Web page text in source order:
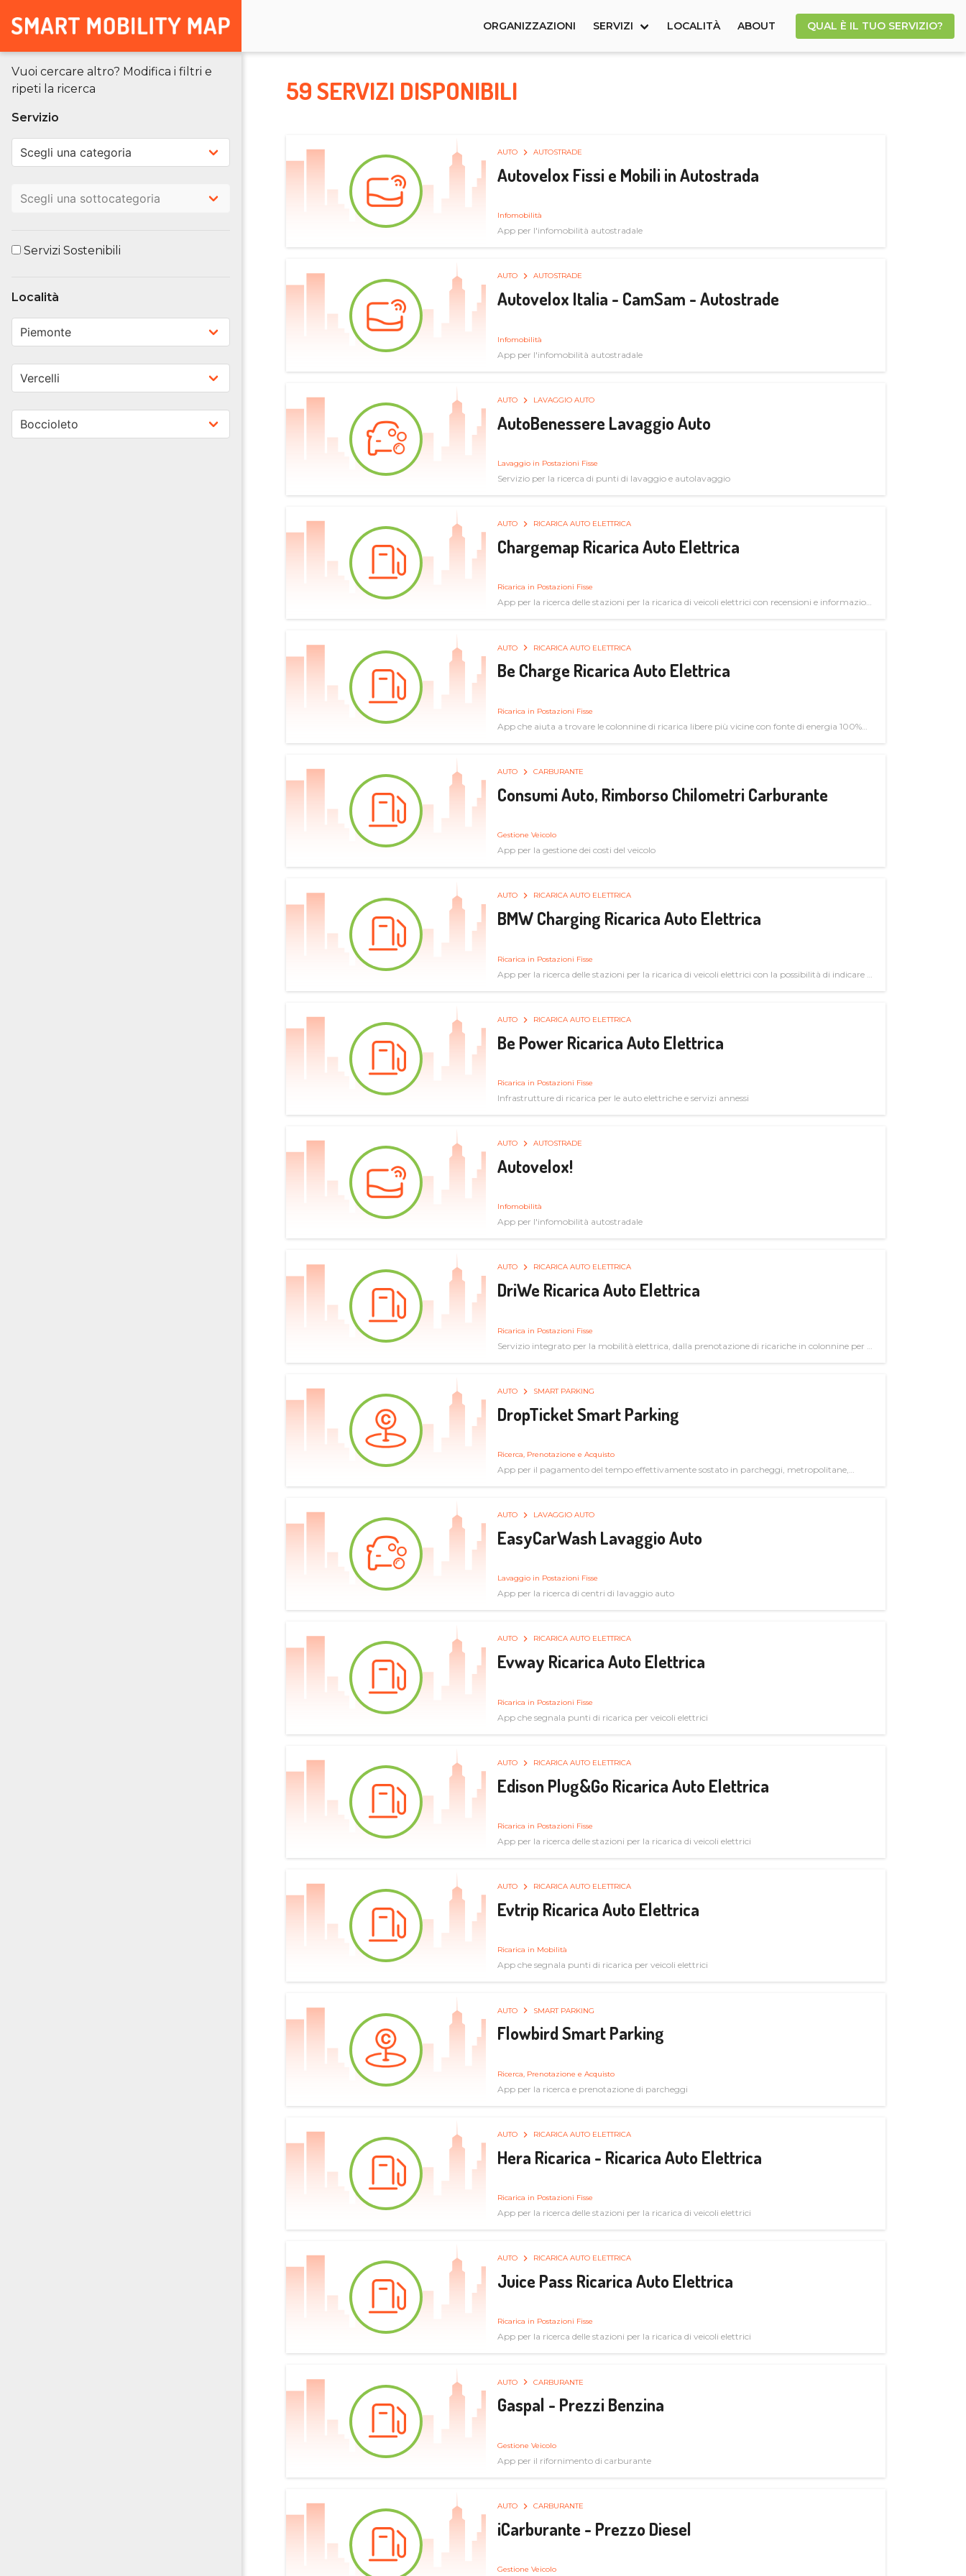
ORGANIZZAZIONI SERVIZI LOCALITÀ ABOUT QUAL È IL TUO SERVIZIO?
Vuoi cercare altro? Modifica i filtri e
ripeti la ricerca
Servizio
Servizi Sostenibili
Località
59 SERVIZI DISPONIBILI
AUTO AUTOSTRADE
Autovelox Fissi e Mobili in Autostrada
Infomobilità
App per l'infomobilità autostradale
AUTO AUTOSTRADE
Autovelox Italia - CamSam - Autostrade
Infomobilità
App per l'infomobilità autostradale
AUTO LAVAGGIO AUTO
AutoBenessere Lavaggio Auto
Lavaggio in Postazioni Fisse
Servizio per la ricerca di punti di lavaggio e autolavaggio
AUTO RICARICA AUTO ELETTRICA
Chargemap Ricarica Auto Elettrica
Ricarica in Postazioni Fisse
App per la ricerca delle stazioni per la ricarica di veicoli elettrici con recensioni e informazioni
AUTO RICARICA AUTO ELETTRICA
Be Charge Ricarica Auto Elettrica
Ricarica in Postazioni Fisse
App che aiuta a trovare le colonnine di ricarica libere più vicine con fonte di energia 100%
AUTO CARBURANTE
Consumi Auto, Rimborso Chilometri Carburante
Gestione Veicolo
App per la gestione dei costi del veicolo
AUTO RICARICA AUTO ELETTRICA
BMW Charging Ricarica Auto Elettrica
Ricarica in Postazioni Fisse
App per la ricerca delle stazioni per la ricarica di veicoli elettrici con la possibilità di indicare le
AUTO RICARICA AUTO ELETTRICA
Be Power Ricarica Auto Elettrica
Ricarica in Postazioni Fisse
Infrastrutture di ricarica per le auto elettriche e servizi annessi
AUTO AUTOSTRADE
Autovelox!
Infomobilità
App per l'infomobilità autostradale
AUTO RICARICA AUTO ELETTRICA
DriWe Ricarica Auto Elettrica
Ricarica in Postazioni Fisse
Servizio integrato per la mobilità elettrica, dalla prenotazione di ricariche in colonnine per il
AUTO SMART PARKING
DropTicket Smart Parking
Ricerca, Prenotazione e Acquisto
App per il pagamento del tempo effettivamente sostato in parcheggi, metropolitane,
AUTO LAVAGGIO AUTO
EasyCarWash Lavaggio Auto
Lavaggio in Postazioni Fisse
App per la ricerca di centri di lavaggio auto
AUTO RICARICA AUTO ELETTRICA
Evway Ricarica Auto Elettrica
Ricarica in Postazioni Fisse
App che segnala punti di ricarica per veicoli elettrici
AUTO RICARICA AUTO ELETTRICA
Edison Plug&Go Ricarica Auto Elettrica
Ricarica in Postazioni Fisse
App per la ricerca delle stazioni per la ricarica di veicoli elettrici
AUTO RICARICA AUTO ELETTRICA
Evtrip Ricarica Auto Elettrica
Ricarica in Mobilità
App che segnala punti di ricarica per veicoli elettrici
AUTO SMART PARKING
Flowbird Smart Parking
Ricerca, Prenotazione e Acquisto
App per la ricerca e prenotazione di parcheggi
AUTO RICARICA AUTO ELETTRICA
Hera Ricarica - Ricarica Auto Elettrica
Ricarica in Postazioni Fisse
App per la ricerca delle stazioni per la ricarica di veicoli elettrici
AUTO RICARICA AUTO ELETTRICA
Juice Pass Ricarica Auto Elettrica
Ricarica in Postazioni Fisse
App per la ricerca delle stazioni per la ricarica di veicoli elettrici
AUTO CARBURANTE
Gaspal - Prezzi Benzina
Gestione Veicolo
App per il rifornimento di carburante
AUTO CARBURANTE
iCarburante - Prezzo Diesel
Gestione Veicolo